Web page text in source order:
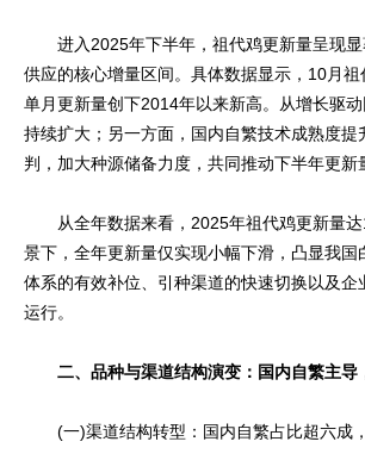
进入2025年下半年，祖代鸡更新量呈现显
供应的核心增量区间。具体数据显示，10月
单月更新量创下2014年以来新高。从增长驱
持续扩大；另一方面，国内自繁技术成熟度
判，加大种源储备力度，共同推动下半年更新
从全年数据来看，2025年祖代鸡更新量达
景下，全年更新量仅实现小幅下滑，凸显我
体系的有效补位、引种渠道的快速切换以及
运行。
二、品种与渠道结构演变：国内自繁主导
(一)渠道结构转型：国内自繁占比超六成